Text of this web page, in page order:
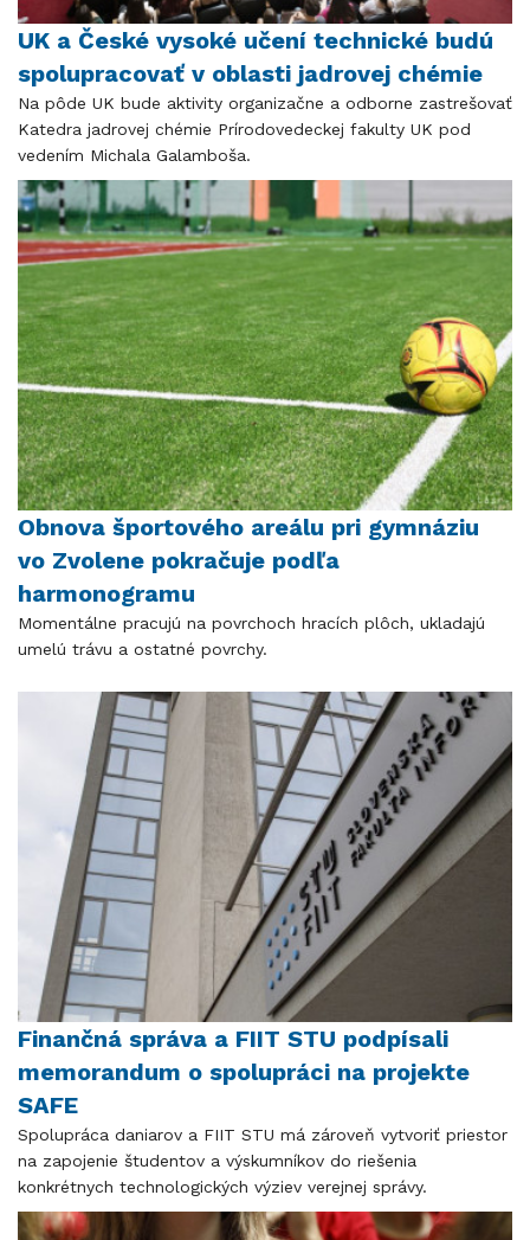
UK a České vysoké učení technické budú
spolupracovať v oblasti jadrovej chémie
Na pôde UK bude aktivity organizačne a odborne zastrešovať
Katedra jadrovej chémie Prírodovedeckej fakulty UK pod
vedením Michala Galamboša.
Obnova športového areálu pri gymnáziu
vo Zvolene pokračuje podľa
harmonogramu
Momentálne pracujú na povrchoch hracích plôch, ukladajú
umelú trávu a ostatné povrchy.
Finančná správa a FIIT STU podpísali
memorandum o spolupráci na projekte
SAFE
Spolupráca daniarov a FIIT STU má zároveň vytvoriť priestor
na zapojenie študentov a výskumníkov do riešenia
konkrétnych technologických výziev verejnej správy.